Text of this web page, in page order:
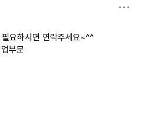
요하시면 연락주세요~^^
부문